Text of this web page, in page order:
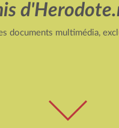
documents multimédia,